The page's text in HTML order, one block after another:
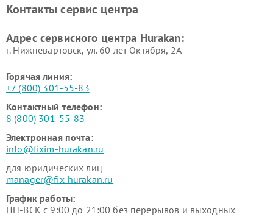
Hurakan
Контакты сервис центра
Адрес сервисного центра Hurakan:
г. Нижневартовск, ул. 60 лет Октября, 2А
Горячая линия:
+7 (800) 301-55-83
Контактный телефон:
8 (800) 301-55-83
Электронная почта:
info@fixim-hurakan.ru
для юридических лиц
manager@fix-hurakan.ru
График работы:
ПН-ВСК с 9:00 до 21:00 без перерывов и выходных